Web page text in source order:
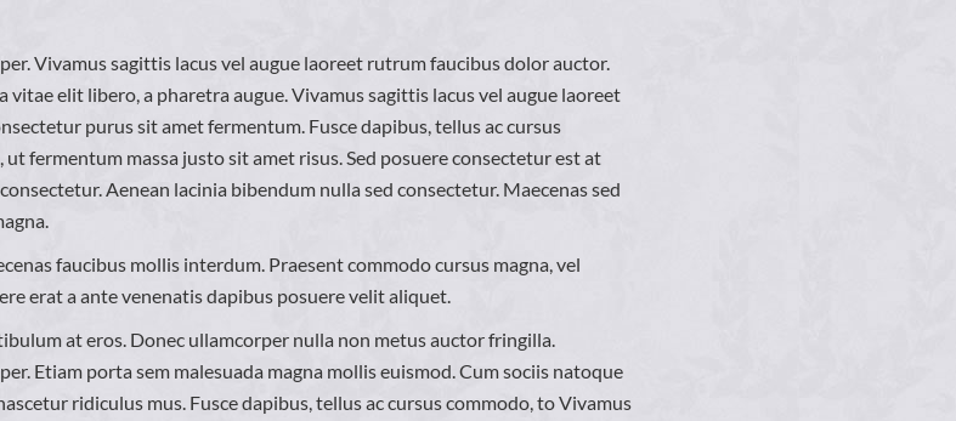
Vivamus sagittis lacus vel augue laoreet rutrum faucibus dolor auctor.
elit libero, a pharetra augue. Vivamus sagittis lacus vel augue laoreet
purus sit amet fermentum. Fusce dapibus, tellus ac cursus
fermentum massa justo sit amet risus. Sed posuere consectetur est at
Aenean lacinia bibendum nulla sed consectetur. Maecenas sed
faucibus mollis interdum. Praesent commodo cursus magna, vel
erat a ante venenatis dapibus posuere velit aliquet.
at eros. Donec ullamcorper nulla non metus auctor fringilla.
Etiam porta sem malesuada magna mollis euismod. Cum sociis natoque
ridiculus mus. Fusce dapibus, tellus ac cursus commodo, to Vivamus